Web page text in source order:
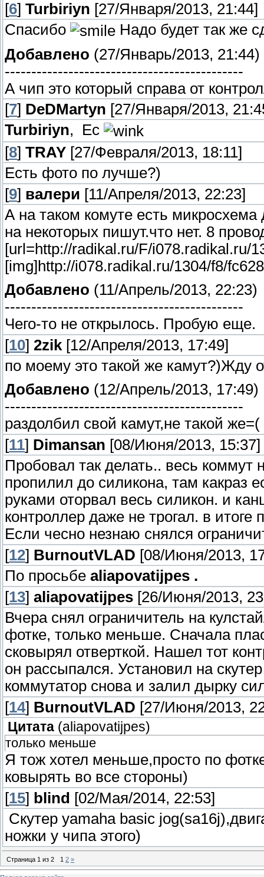
[6] Turbiriyn [27/Января/2013, 21:44]
Спасибо
Надо будет так же
Добавлено (27/Январь/2013, 21:44)
---------------------------------------------
А чип это который справа от
[7] DeDMartyn [27/Января/2013,
Turbiriyn, Ес
[8] TRAY [27/Февраля/2013, 18:11]
Есть фото по лучше?)
[9] валери [11/Апреля/2013, 22:23]
А на таком комуте есть
на некоторых пишут.что нет. 8
[url=http://radikal.ru/F/i078.radikal.ru/
[img]http://i078.radikal.ru/1304/f8/
Добавлено (11/Апрель/2013, 22:23)
---------------------------------------------
Чего-то не открылось. Пробую еще.
[10] 2zik [12/Апреля/2013, 17:49]
по моему это такой же камут?)Жду
Добавлено (12/Апрель/2013, 17:49)
---------------------------------------------
раздолбил свой камут,не такой же=(
[11] Dimansan [08/Июня/2013, 15:37]
Пробовал так делать.. весь коммут
пропилил до силикона, там какраз
руками оторвал весь силикон. и
контроллер даже не трогал. в
Если чесно незнаю снялся
[12] BurnoutVLAD [08/Июня/2013,
По просьбе aliapovatijpes .
[13] aliapovatijpes [26/Июня/2013,
Вчера снял ограничитель на
фотке, только меньше. Сначала
сковырял отверткой. Нашел тот
он рассыпался. Установил на
коммутатор снова и залил дырку
[14] BurnoutVLAD [27/Июня/2013,
Цитата (aliapovatijpes)
только меньше
Я тож хотел меньше,просто по
ковырять во все стороны)
[15] blind [02/Мая/2014, 22:53]
Скутер yamaha basic
ножки у чипа этого)
Страница 1 из 2 1 2 »